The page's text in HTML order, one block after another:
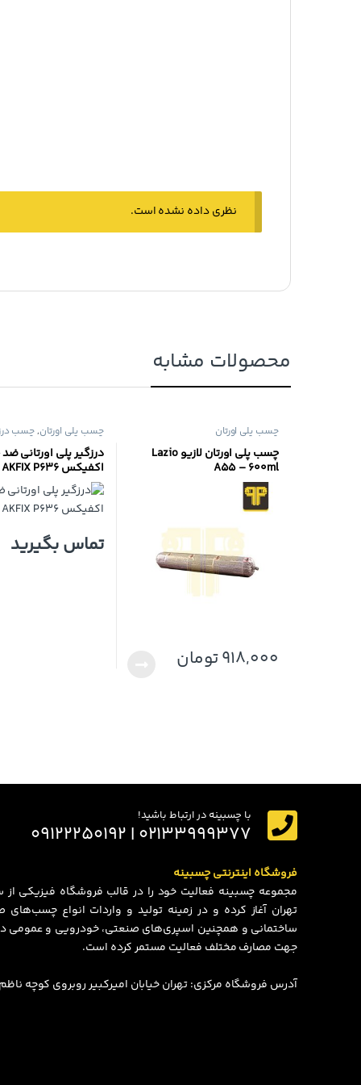
نظری داده نشده است.
محصولات مشابه
چسب پلی اورتان
چسب پلی اورتان لازیو Lazio
A55 – 600ml
918,000تومان
چسب پلی اورتان,چسب
درزگیر پلی اورتانی
اکفیکس AKFIX P636
تماس بگیرید
با چسبینه در ارتباط باشید!
۰۲۱۳۳۹۹۹۳۷۷ | ۰۹۱۲۲۲۵۰۱۹۲
فروشگاه اینترنتی چسبینه
تهران آغاز کرده و در زمینه تولید و واردات انواع
ساختمانی و همچنین اسپری‌های صنعتی، خودرویی و عمومی
جهت مصارف مختلف فعالیت مستمر کرده است.
آدرس فروشگاه مرکزی: تهران خیابان امیرکبیر روبروی کوچه ناظم